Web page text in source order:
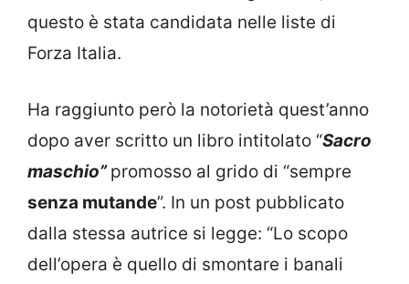
questo è stata candidata nelle liste di
Forza Italia.
Ha raggiunto però la notorietà quest’anno
dopo aver scritto un libro intitolato “Sacro
maschio”promosso al grido di “sempre
senza mutande”. In un post pubblicato
dalla stessa autrice si legge: “Lo scopo
dell’opera è quello di smontare i banali